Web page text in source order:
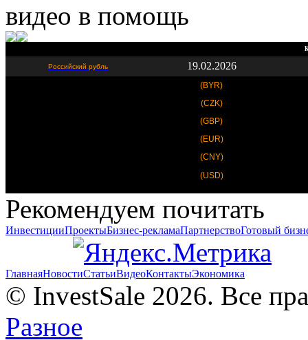
видео в помощь
Российский рубль 19.02.2026
(BYR)
(CZK)
(GBP)
(EUR)
(CNY)
(USD)
Рекомендуем почитать
ИнвестицииПроектыБизнес-рекламаПартнерствоГотовый
ГлавнаяНовостиСтатьиВидеоКонтактыЭкономика
© InvestSale 2026. Все
Разное